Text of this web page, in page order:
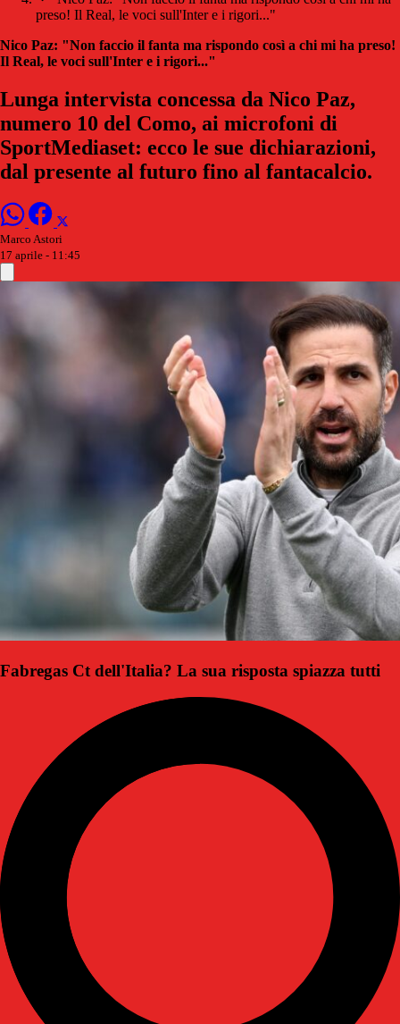
preso! Il Real, le voci sull'Inter e i rigori..."
Nico Paz: "Non faccio il fanta ma rispondo così a chi mi ha preso!
Il Real, le voci sull'Inter e i rigori..."
Lunga intervista concessa da Nico Paz,
numero 10 del Como, ai microfoni di
SportMediaset: ecco le sue dichiarazioni,
dal presente al futuro fino al fantacalcio.
Marco Astori
17 aprile - 11:45
Fabregas Ct dell'Italia? La sua risposta spiazza tutti